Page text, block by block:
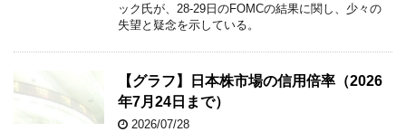
ック氏が、28-29日のFOMCの結果に関し、少々の
失望と疑念を示している。
【グラフ】日本株市場の信用倍率（2026
年7月24日まで）
2026/07/28